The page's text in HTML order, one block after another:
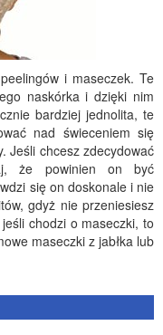
i maseczek. Te
naskórka i dzięki nim
bardziej jednolita, te
nad świeceniem się
Jeśli chcesz zdecydować
że powinien on być
się on doskonale i nie
gdyż nie przeniesiesz
chodzi o maseczki, to
maseczki z jabłka lub